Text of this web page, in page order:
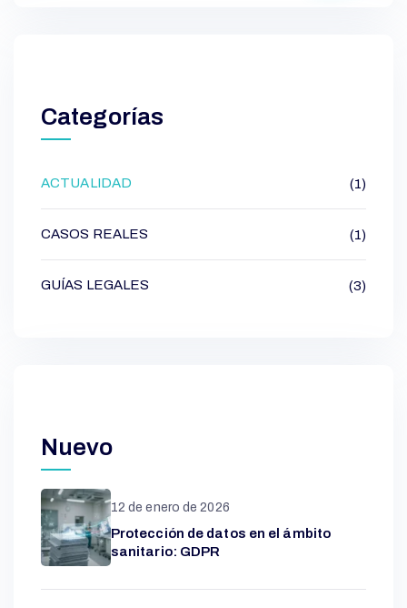
Categorías
ACTUALIDAD (1)
CASOS REALES (1)
GUÍAS LEGALES (3)
Nuevo
12 de enero de 2026
Protección de datos en el ámbito
sanitario: GDPR